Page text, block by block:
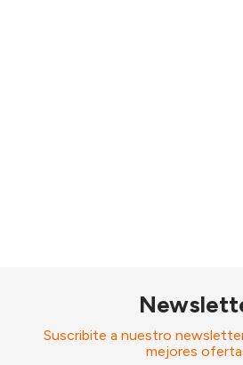
Suscribite a nuestro
mejores